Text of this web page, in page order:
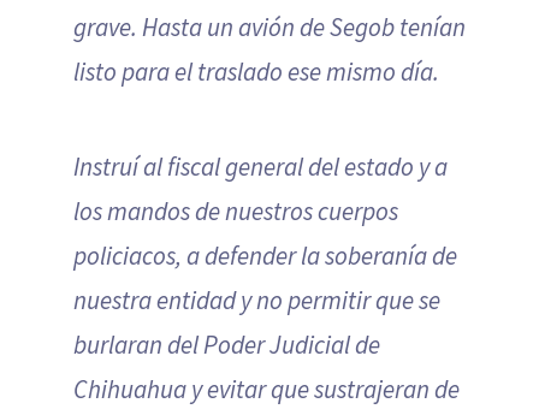
grave. Hasta un avión de Segob tenían
listo para el traslado ese mismo día.
Instruí al fiscal general del estado y a
los mandos de nuestros cuerpos
policiacos, a defender la soberanía de
nuestra entidad y no permitir que se
burlaran del Poder Judicial de
Chihuahua y evitar que sustrajeran de